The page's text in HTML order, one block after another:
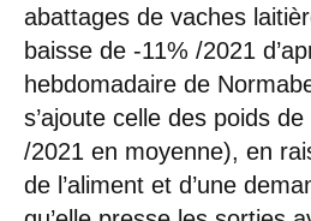
abattages de vaches
baisse de -11% /2021
hebdomadaire de
s’ajoute celle des poids
/2021 en moyenne), en
de l’aliment et d’une